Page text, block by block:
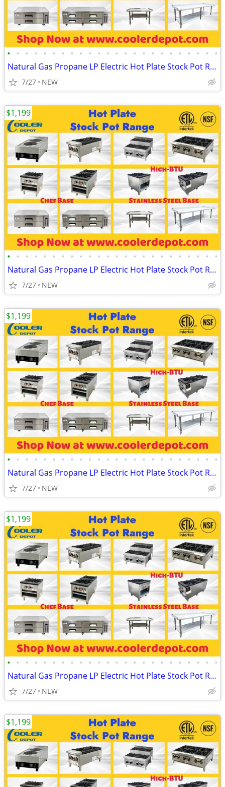
• • • • • • • • • • • • • • • • • • • • • • • •
Natural Gas Propane LP Electric Hot Plate Stock Pot Range
7/27 NEW
• • • • • • • • • • • • • • • • • • • • • • • •
Natural Gas Propane LP Electric Hot Plate Stock Pot Range
7/27 NEW
$1,199
• • • • • • • • • • • • • • • • • • • • • • • •
Natural Gas Propane LP Electric Hot Plate Stock Pot Range
7/27 NEW
$1,199
• • • • • • • • • • • • • • • • • • • • • • • •
Natural Gas Propane LP Electric Hot Plate Stock Pot Range
7/27 NEW
$1,199
$1,199